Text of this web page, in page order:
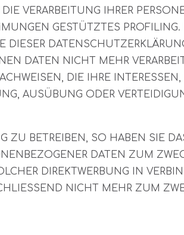
VERARBEITUNG IHRER
GESTÜTZTES PROFILING.
DIESER
DATEN NICHT MEHR
DIE IHRE
AUSÜBUNG ODER
ZU BETREIBEN, SO HABEN SIE
DATEN ZUM
DIREKTWERBUNG IN
NICHT MEHR ZUM